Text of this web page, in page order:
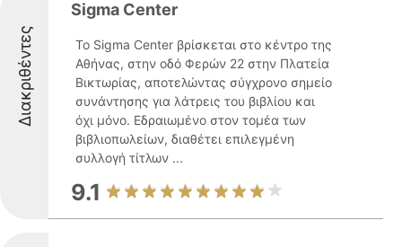
Διακριθέντες
Sigma Center
Το Sigma Center βρίσκεται στο κέντρο της
Αθήνας, στην οδό Φερών 22 στην Πλατεία
Βικτωρίας, αποτελώντας σύγχρονο σημείο
συνάντησης για λάτρεις του βιβλίου και
όχι μόνο. Εδραιωμένο στον τομέα των
βιβλιοπωλείων, διαθέτει επιλεγμένη
συλλογή τίτλων ...
9.1